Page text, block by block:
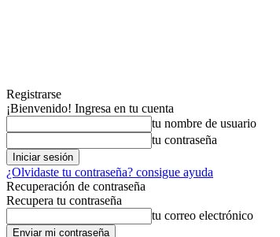
Registrarse
¡Bienvenido! Ingresa en tu cuenta
tu nombre de usuario
tu contraseña
¿Olvidaste tu contraseña? consigue ayuda
Recuperación de contraseña
Recupera tu contraseña
tu correo electrónico